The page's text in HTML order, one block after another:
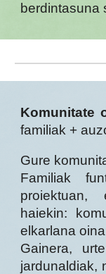
berdintasuna
Komunitate
familiak +
Gure
Familiak
haiekin:
elkarlana
Gainera,
jardunaldiak,